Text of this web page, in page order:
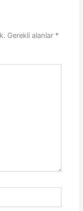
Gerekli alanlar *